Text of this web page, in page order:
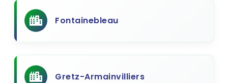
Fontainebleau
Gretz-Armainvilliers